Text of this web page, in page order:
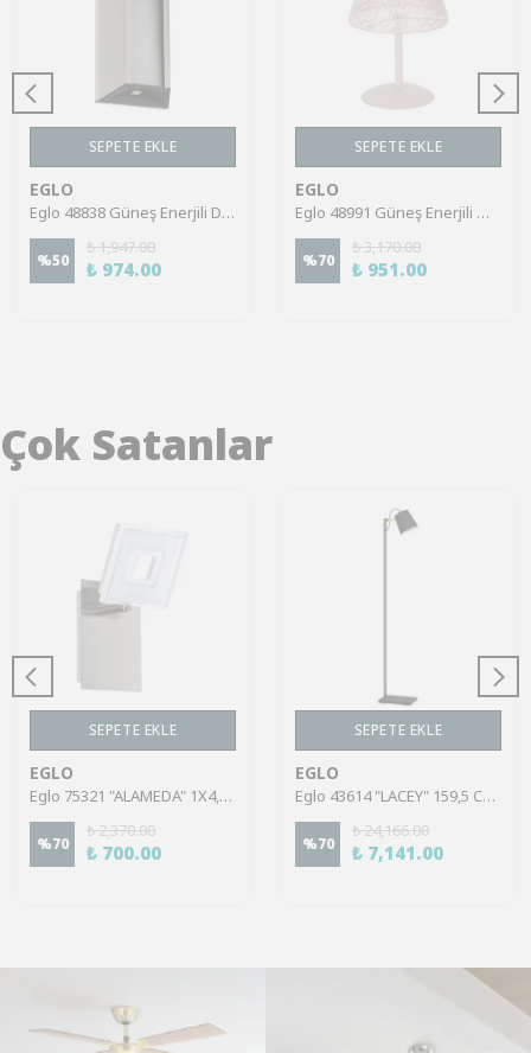
SEPETE EKLE
EGLO
Eglo 48838 Güneş Enerjili Duvar Aplik Bahçe Aydınlatması Solar Aydınlatma Ip20
%50
₺ 1,947.00
₺ 974.00
SEPETE EKLE
EGLO
Eglo 48991 Güneş Enerjili Masa Lambası Bahçe Aydınlatması Solar Aydınlatma Ip20
%70
₺ 3,170.00
₺ 951.00
Çok Satanlar
SEPETE EKLE
EGLO
Eglo 75321 "ALAMEDA" 1X4,5W Çelik Nikel Mat Sıva Üstü Spot
%70
₺ 2,370.00
₺ 700.00
SEPETE EKLE
EGLO
Eglo 43614 "LACEY" 159,5 Cm Yüksekliğinde Çelik, Ahşap Köşe Lambası Lambader
%70
₺ 24,166.00
₺ 7,141.00